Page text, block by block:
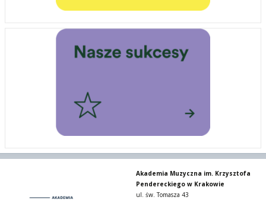
Akademia Muzyczna im. Krzysztofa
Pendereckiego w Krakowie
ul. św. Tomasza 43